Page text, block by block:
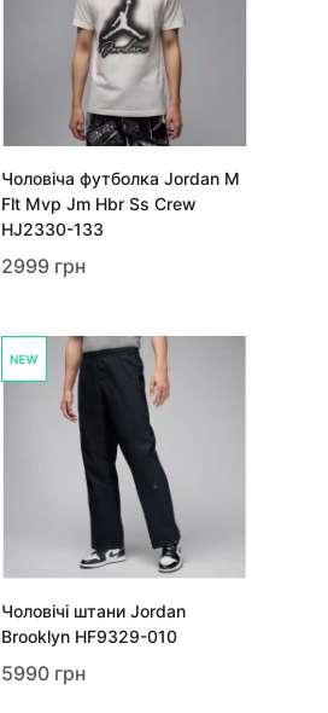
Чоловіча футболка Jordan M
Flt Mvp Jm Hbr Ss Crew
HJ2330-133
2999 грн
Чоловічі штани Jordan
Brooklyn HF9329-010
5990 грн